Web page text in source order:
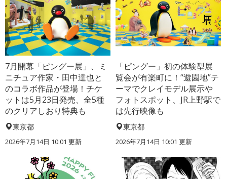
7月開幕「ピングー展」、ミ
ニチュア作家・田中達也と
のコラボ作品が登場！チケ
ットは5月23日発売、全5種
のクリアしおり特典も
東京都
2026年7月14日 10:01 更新
「ピングー」初の体験型展
覧会が有楽町に！“遊園地”テ
ーマでクレイモデル展示や
フォトスポット、JR上野駅で
は先行映像も
東京都
2026年7月14日 10:01 更新